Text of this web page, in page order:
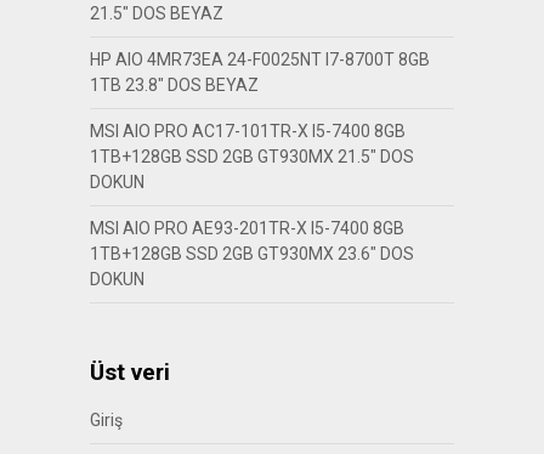
21.5″ DOS BEYAZ
HP AIO 4MR73EA 24-F0025NT I7-8700T 8GB
1TB 23.8″ DOS BEYAZ
MSI AIO PRO AC17-101TR-X I5-7400 8GB
1TB+128GB SSD 2GB GT930MX 21.5″ DOS
DOKUN
MSI AIO PRO AE93-201TR-X I5-7400 8GB
1TB+128GB SSD 2GB GT930MX 23.6″ DOS
DOKUN
Üst veri
Giriş